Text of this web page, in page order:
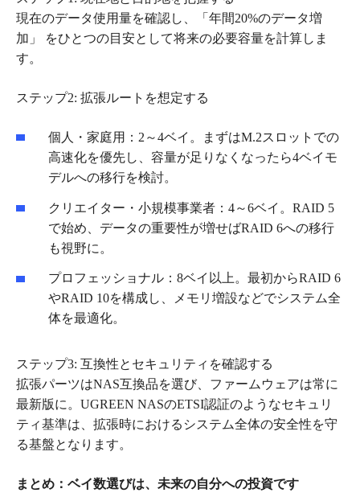
現在のデータ使用量を確認し、「年間20%のデータ増
加」 をひとつの目安として将来の必要容量を計算しま
す。
ステップ2: 拡張ルートを想定する
個人・家庭用：2～4ベイ。まずはM.2スロットでの
高速化を優先し、容量が足りなくなったら4ベイモ
デルへの移行を検討。
クリエイター・小規模事業者：4～6ベイ。RAID 5
で始め、データの重要性が増せばRAID 6への移行
も視野に。
プロフェッショナル：8ベイ以上。最初からRAID 6
やRAID 10を構成し、メモリ増設などでシステム全
体を最適化。
ステップ3: 互換性とセキュリティを確認する
拡張パーツはNAS互換品を選び、ファームウェアは常に
最新版に。UGREEN NASのETSI認証のようなセキュリ
ティ基準は、拡張時におけるシステム全体の安全性を守
る基盤となります。
まとめ：ベイ数選びは、未来の自分への投資です